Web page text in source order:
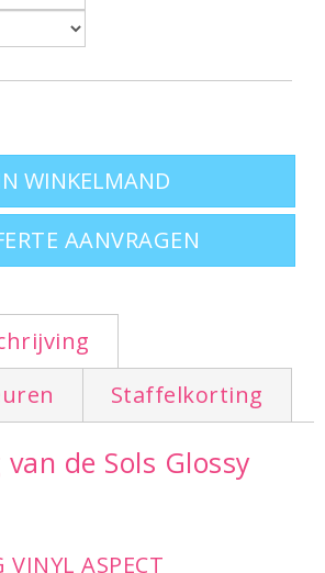
AANVRAGEN
Staffelkorting
de Sols Glossy
VINYL ASPECT